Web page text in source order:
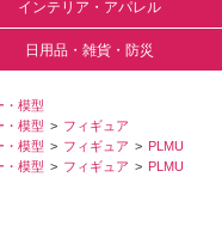
インテリア・アパレル
日用品・雑貨・防災
・模型
・模型
フィギュア
・模型 フィギュア
PLMU
・模型 フィギュア
PLMU